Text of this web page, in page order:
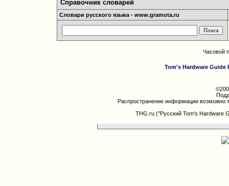
Справочник словарей
Словари русского языка - www.gramota.ru
Часовой
Tom's Hardware Guide
Распространение информации возможно
THG.ru ("Русский Tom's Hardware